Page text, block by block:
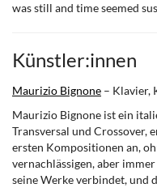
was still and time seemed
Künstler:innen
Maurizio Bignone – Klavier,
Maurizio Bignone ist ein
Transversal und Crossover,
ersten Kompositionen an,
vernachlässigen, aber
seine Werke verbindet, und